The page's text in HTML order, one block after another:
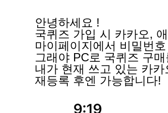
안녕하세요 !
국퀴즈 가입 시 카카오,
마이페이지에서 비밀번
그래야 PC로 국퀴즈 구
내가 현재 쓰고 있는 카
재등록 후엔 가능합니다!